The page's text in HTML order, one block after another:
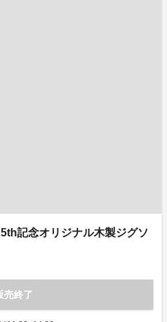
記念オリジナル木製ジグソ
売終了